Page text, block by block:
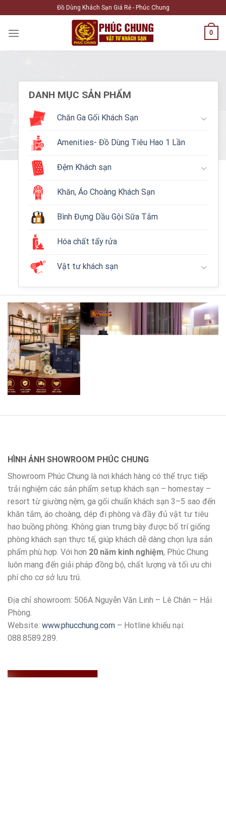
to
content
Đồ Dùng Khách Sạn Giá Rẻ - Phúc Chung
0
DANH MỤC SẢN PHẨM
Chăn Ga Gối Khách Sạn
Amenities- Đồ Dùng Tiêu Hao 1 Lần
Đệm Khách sạn
Khăn, Áo Choàng Khách Sạn
Bình Đựng Dầu Gội Sữa Tắm
Hóa chất tẩy rửa
Vật tư khách sạn
HÌNH ẢNH SHOWROOM PHÚC CHUNG
Showroom Phúc Chung là nơi khách hàng có thể trực tiếp
trải nghiệm các sản phẩm setup khách sạn – homestay –
resort từ giường nệm, ga gối chuẩn khách sạn 3–5 sao đến
khăn tắm, áo choàng, dép đi phòng và đầy đủ vật tư tiêu
hao buồng phòng. Không gian trưng bày được bố trí giống
phòng khách sạn thực tế, giúp khách dễ dàng chọn lựa sản
phẩm phù hợp. Với hơn 20 năm kinh nghiệm, Phúc Chung
luôn mang đến giải pháp đồng bộ, chất lượng và tối ưu chi
phí cho cơ sở lưu trú.
Địa chỉ showroom: 506A Nguyễn Văn Linh – Lê Chân – Hải
Phòng.
Website: www.phucchung.com – Hotline khiếu nại:
088.8589.289.